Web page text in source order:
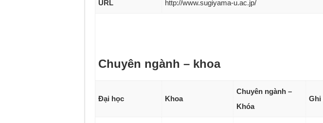
URL http://www.sugiyama-u.ac.jp/
Chuyên ngành – khoa
Đại học Khoa
Chuyên ngành –
Khóa
Ghi